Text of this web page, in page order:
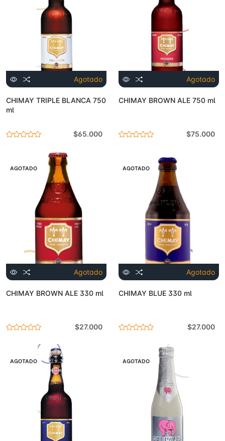
Agotado
CHIMAY TRIPLE BLANCA 750
ml
$65.000
Agotado
CHIMAY BROWN ALE 750 ml
$75.000
AGOTADO
Agotado
CHIMAY BROWN ALE 330 ml
$27.000
AGOTADO
Agotado
CHIMAY BLUE 330 ml
$27.000
AGOTADO AGOTADO